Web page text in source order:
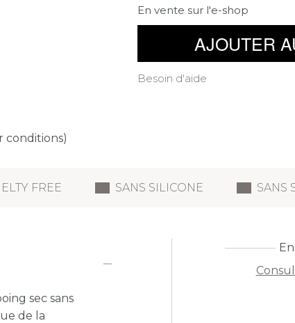
conditions)
En vente sur l'e-shop
AJOUTER
Besoin d'aide
FREE SANS SILICONE SANS
sec sans
de la